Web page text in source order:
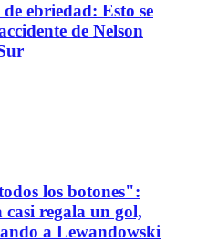
ebriedad: Esto se
de Nelson
los botones":
regala un gol,
a Lewandowski